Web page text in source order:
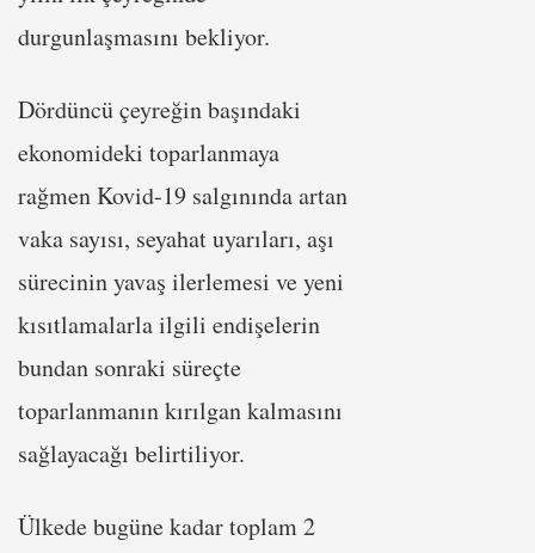
durgunlaşmasını bekliyor.
Dördüncü çeyreğin başındaki
ekonomideki toparlanmaya
rağmen Kovid-19 salgınında artan
vaka sayısı, seyahat uyarıları, aşı
sürecinin yavaş ilerlemesi ve yeni
kısıtlamalarla ilgili endişelerin
bundan sonraki süreçte
toparlanmanın kırılgan kalmasını
sağlayacağı belirtiliyor.
Ülkede bugüne kadar toplam 2